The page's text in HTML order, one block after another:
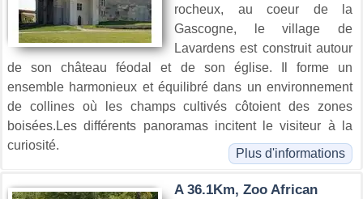
rocheux, au coeur de la
Gascogne, le village de
Lavardens est construit autour
de son château féodal et de son église. Il forme un
ensemble harmonieux et équilibré dans un environnement
de collines où les champs cultivés côtoient des zones
boisées.Les différents panoramas incitent le visiteur à la
curiosité.
Plus d'informations
A 36.1Km, Zoo African